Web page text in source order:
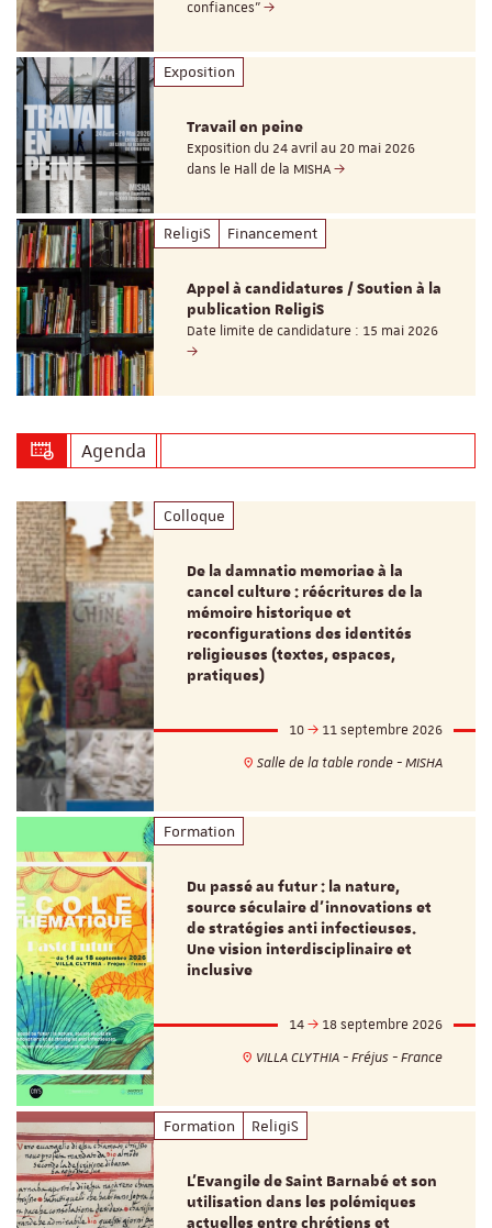
confiances"
Exposition
Travail en peine
Exposition du 24 avril au 20 mai 2026
dans le Hall de la MISHA
ReligiS Financement
Appel à candidatures / Soutien à la
publication ReligiS
Date limite de candidature : 15 mai 2026
Agenda
Colloque
De la damnatio memoriae à la
cancel culture : réécritures de la
mémoire historique et
reconfigurations des identités
religieuses (textes, espaces,
pratiques)
10
11 septembre 2026
Salle de la table ronde - MISHA
Formation
Du passé au futur : la nature,
source séculaire d’innovations et
de stratégies anti infectieuses.
Une vision interdisciplinaire et
inclusive
14
18 septembre 2026
VILLA CLYTHIA - Fréjus - France
Formation ReligiS
L’Evangile de Saint Barnabé et son
utilisation dans les polémiques
actuelles entre chrétiens et